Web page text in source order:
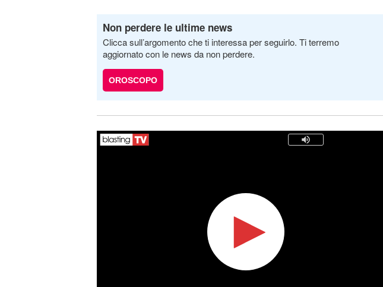
Non perdere le ultime news
Clicca sull’argomento che ti interessa per seguirlo. Ti terremo
aggiornato con le news da non perdere.
OROSCOPO